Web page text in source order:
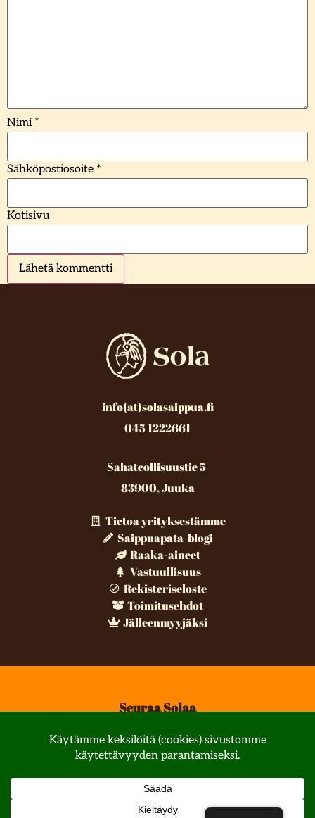
Nimi *
Sähköpostiosoite *
Kotisivu
info(at)solasaippua.fi
045 1222661
Sahateollisuustie 5
83900, Juuka
Tietoa yrityksestämme
Saippuapata-blogi
Raaka-aineet
Vastuullisuus
Rekisteriseloste
Toimitusehdot
Jälleenmyyjäksi
Seuraa Solaa
© All rights reserved